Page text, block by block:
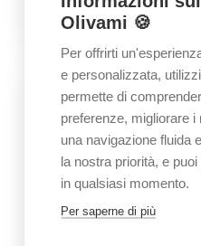
Olivami 🍪
Per offrirti
e personalizzata,
permette di
preferenze, migliorare
una navigazione fluida
la nostra priorità, e
in qualsiasi momento.
Per saperne di più